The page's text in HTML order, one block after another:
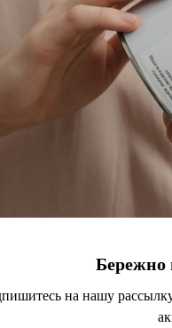
вода - спрей Ines
зеленый чай, пудраБережно
на нашу